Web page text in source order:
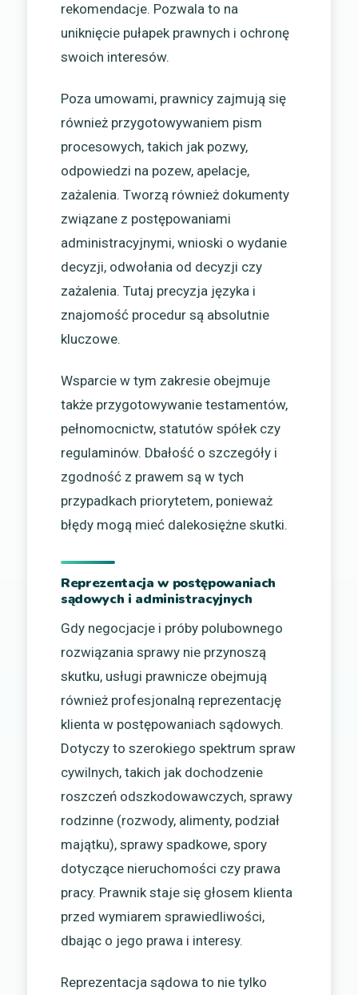
rekomendacje. Pozwala to na
uniknięcie pułapek prawnych i ochronę
swoich interesów.
Poza umowami, prawnicy zajmują się
również przygotowywaniem pism
procesowych, takich jak pozwy,
odpowiedzi na pozew, apelacje,
zażalenia. Tworzą również dokumenty
związane z postępowaniami
administracyjnymi, wnioski o wydanie
decyzji, odwołania od decyzji czy
zażalenia. Tutaj precyzja języka i
znajomość procedur są absolutnie
kluczowe.
Wsparcie w tym zakresie obejmuje
także przygotowywanie testamentów,
pełnomocnictw, statutów spółek czy
regulaminów. Dbałość o szczegóły i
zgodność z prawem są w tych
przypadkach priorytetem, ponieważ
błędy mogą mieć dalekosiężne skutki.
Reprezentacja w postępowaniach
sądowych i administracyjnych
Gdy negocjacje i próby polubownego
rozwiązania sprawy nie przynoszą
skutku, usługi prawnicze obejmują
również profesjonalną reprezentację
klienta w postępowaniach sądowych.
Dotyczy to szerokiego spektrum spraw
cywilnych, takich jak dochodzenie
roszczeń odszkodowawczych, sprawy
rodzinne (rozwody, alimenty, podział
majątku), sprawy spadkowe, spory
dotyczące nieruchomości czy prawa
pracy. Prawnik staje się głosem klienta
przed wymiarem sprawiedliwości,
dbając o jego prawa i interesy.
Reprezentacja sądowa to nie tylko